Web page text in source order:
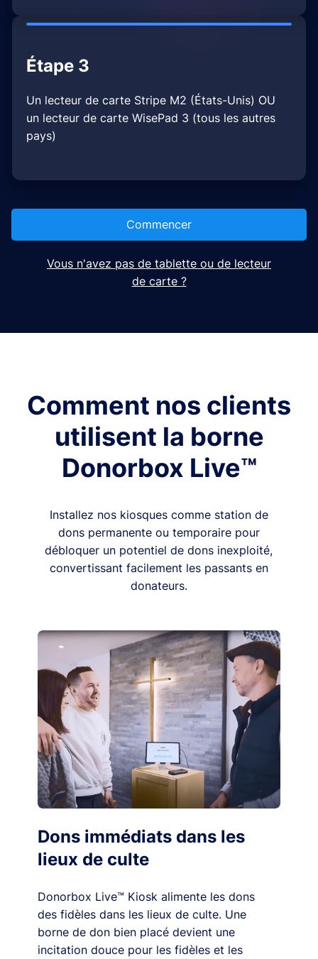
Étape 3
Un lecteur de carte Stripe M2 (États-Unis) OU
un lecteur de carte WisePad 3 (tous les autres
pays)
Commencer
Vous n'avez pas de tablette ou de lecteur
de carte ?
Comment nos clients
utilisent la borne
Donorbox Live™
Installez nos kiosques comme station de
dons permanente ou temporaire pour
débloquer un potentiel de dons inexploité,
convertissant facilement les passants en
donateurs.
Dons immédiats dans les
lieux de culte
Donorbox Live™ Kiosk alimente les dons
des fidèles dans les lieux de culte. Une
borne de don bien placé devient une
incitation douce pour les fidèles et les